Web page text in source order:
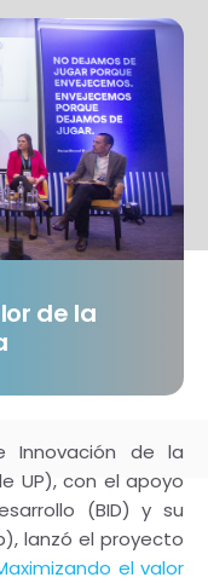
de la
Innovación de la
UP), con el apoyo
(BID) y su
lanzó el proyecto
el valor